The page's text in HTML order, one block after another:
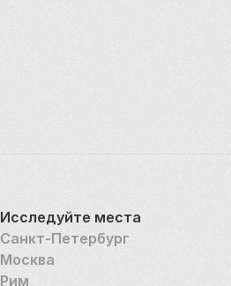
Исследуйте места
Санкт-Петербург
Москва
Рим